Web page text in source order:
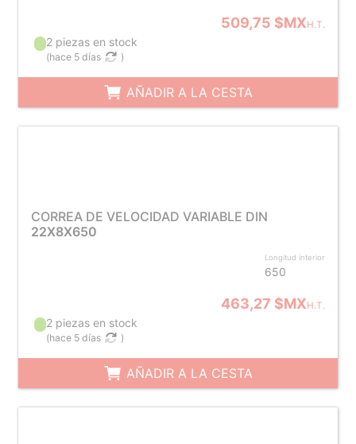
509,75 $MXH.T.
2 piezas en stock
(hace 5 días )
AÑADIR A LA CESTA
CORREA DE VELOCIDAD VARIABLE DIN
22X8X650
Longitud interior
650
463,27 $MXH.T.
2 piezas en stock
(hace 5 días )
AÑADIR A LA CESTA